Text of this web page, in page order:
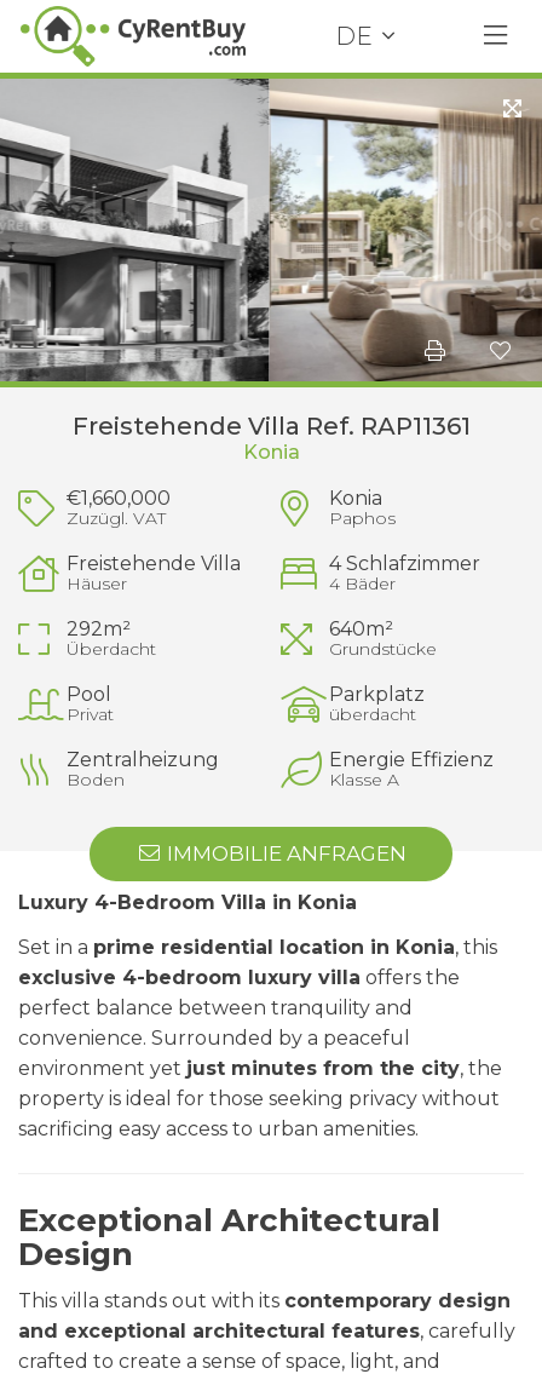
DE
Freistehende Villa Ref. RAP11361
Konia
€1,660,000
Zuzügl. VAT
Konia
Paphos
Freistehende Villa
Häuser
4 Schlafzimmer
4 Bäder
292m²
Überdacht
640m²
Grundstücke
Pool
Privat
Parkplatz
überdacht
Zentralheizung
Boden
Energie Effizienz
Klasse A
IMMOBILIE ANFRAGEN
Luxury 4-Bedroom Villa in Konia
Set in a prime residential location in Konia, this
exclusive 4-bedroom luxury villa offers the
perfect balance between tranquility and
convenience. Surrounded by a peaceful
environment yet just minutes from the city, the
property is ideal for those seeking privacy without
sacrificing easy access to urban amenities.
Exceptional Architectural
Design
This villa stands out with its contemporary design
and exceptional architectural features, carefully
crafted to create a sense of space, light, and